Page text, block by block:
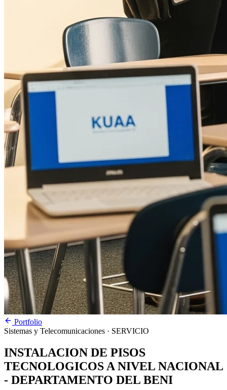
Portfolio
Sistemas y Telecomunicaciones · SERVICIO
INSTALACION DE PISOS
TECNOLOGICOS A NIVEL NACIONAL
- DEPARTAMENTO DEL BENI